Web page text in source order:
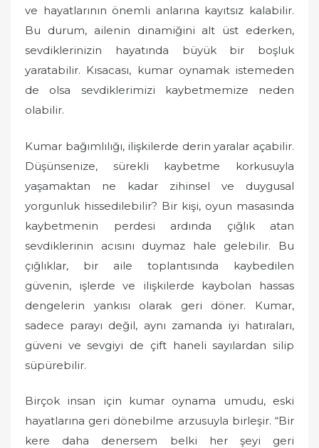
ve hayatlarının önemli anlarına kayıtsız kalabilir.
Bu durum, ailenin dinamiğini alt üst ederken,
sevdiklerinizin hayatında büyük bir boşluk
yaratabilir. Kısacası, kumar oynamak istemeden
de olsa sevdiklerimizi kaybetmemize neden
olabilir.
Kumar bağımlılığı, ilişkilerde derin yaralar açabilir.
Düşünsenize, sürekli kaybetme korkusuyla
yaşamaktan ne kadar zihinsel ve duygusal
yorgunluk hissedilebilir? Bir kişi, oyun masasında
kaybetmenin perdesi ardında çığlık atan
sevdiklerinin acısını duymaz hale gelebilir. Bu
çığlıklar, bir aile toplantısında kaybedilen
güvenin, işlerde ve ilişkilerde kaybolan hassas
dengelerin yankısı olarak geri döner. Kumar,
sadece parayı değil, aynı zamanda iyi hatıraları,
güveni ve sevgiyi de çift haneli sayılardan silip
süpürebilir.
Birçok insan için kumar oynama umudu, eski
hayatlarına geri dönebilme arzusuyla birleşir. “Bir
kere daha denersem belki her şeyi geri